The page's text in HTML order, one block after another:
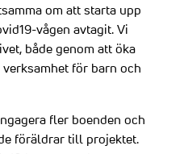
om att starta upp
vågen avtagit. Vi
både genom att öka
för barn och
fler boenden och
föräldrar till projektet.